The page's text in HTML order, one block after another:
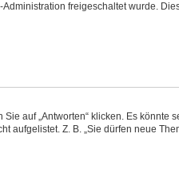
freigeschaltet wurde.
auf „Antworten“ klicken. Es könnte
Z. B. „Sie dürfen neue